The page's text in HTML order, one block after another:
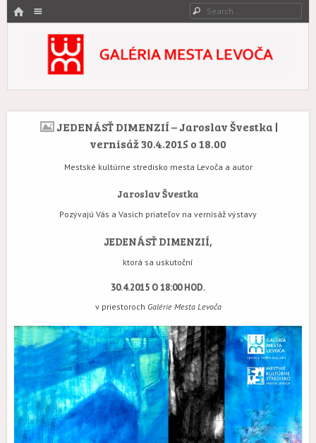
HOME Search
Galéria mesta Levoča
JEDENÁSŤ DIMENZIÍ – Jaroslav Švestka |
vernisáž 30.4.2015 o 18.00
Mestské kultúrne stredisko mesta Levoča a autor
Jaroslav Švestka
Pozývajú Vás a Vasich priateľov na vernisáž výstavy
JEDENÁSŤ DIMENZIÍ,
ktorá sa uskutoční
30.4.2015 O 18:00 HOD.
v priestoroch Galérie Mesta Levoča